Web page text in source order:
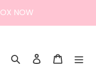
NOW
Search Log in Cart